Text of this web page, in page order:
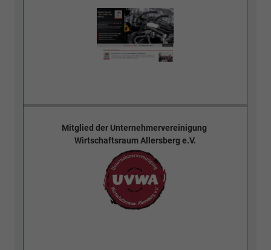
Mitglied der Unternehmervereinigung
Wirtschaftsraum Allersberg e.V.